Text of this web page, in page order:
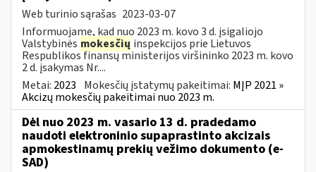
Web turinio sąrašas 2023-03-07
Informuojame, kad nuo 2023 m. kovo 3 d. įsigaliojo
Valstybinės mokesčių inspekcijos prie Lietuvos
Respublikos finansų ministerijos viršininko 2023 m. kovo
2 d. įsakymas Nr....
Metai: 2023 Mokesčių įstatymų pakeitimai: MĮP 2021 »
Akcizų mokesčių pakeitimai nuo 2023 m.
Dėl nuo 2023 m. vasario 13 d. pradedamo
naudoti elektroninio supaprastinto akcizais
apmokestinamų prekių vežimo dokumento (e-
SAD)